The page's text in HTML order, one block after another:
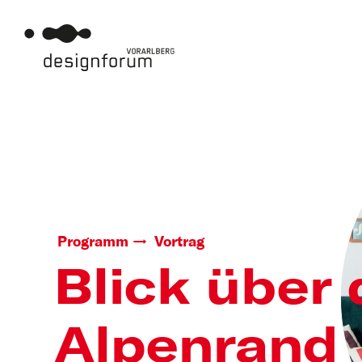
Programm Vortrag
Blick über
Alpenrand